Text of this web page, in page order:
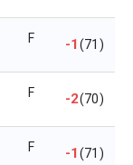
F -1(71)
F -2(70)
F -1(71)